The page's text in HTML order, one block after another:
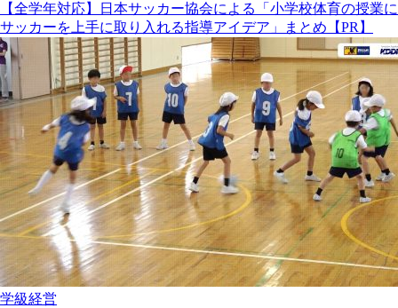
【全学年対応】日本サッカー協会による「小学校体育の授業に
サッカーを上手に取り入れる指導アイデア」まとめ【PR】
学級経営